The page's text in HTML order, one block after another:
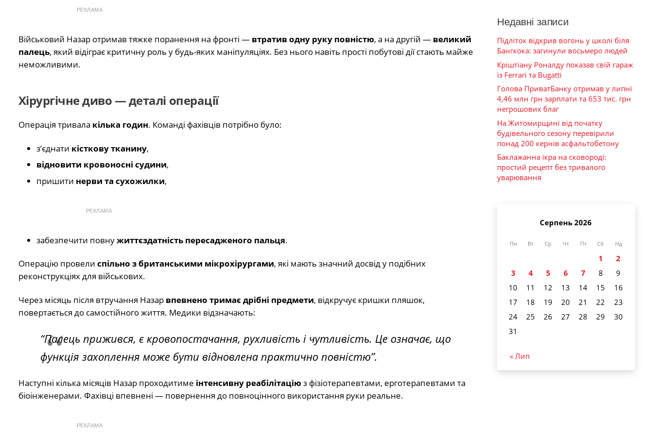
РЕКЛАМА
Військовий Назар отримав тяжке поранення на фронті — втратив одну руку повністю, а на другій — великий
палець, який відіграє критичну роль у будь-яких маніпуляціях. Без нього навіть прості побутові дії стають майже
неможливими.
Хірургічне диво — деталі операції
Операція тривала кілька годин. Команді фахівців потрібно було:
з’єднати кісткову тканину,
відновити кровоносні судини,
пришити нерви та сухожилки,
РЕКЛАМА
забезпечити повнужиттєздатність пересадженого пальця.
Операцію провели спільно з британськими мікрохірургами, які мають значний досвід у подібних
реконструкціях для військових.
Через місяць після втручання Назар впевнено тримає дрібні предмети, відкручує кришки пляшок,
повертається до самостійного життя. Медики відзначають:
“Палець прижився, є кровопостачання, рухливість і чутливість. Це означає, що
функція захоплення може бути відновлена практично повністю”.
Наступні кілька місяців Назар проходитиме інтенсивну реабілітаціюз фізіотерапевтами, ерготерапевтами та
біоінженерами. Фахівці впевнені — повернення до повноцінного використання руки реальне.
РЕКЛАМА
Недавні записи
Підліток відкрив вогонь у школі біля
Бангкока: загинули восьмеро людей
Кріштіану Роналду показав свій гараж
із Ferrari та Bugatti
Голова ПриватБанку отримав у липні
4,46 млн грн зарплати та 653 тис. грн
негрошових благ
На Житомирщині від початку
будівельного сезону перевірили
понад 200 кернів асфальтобетону
Баклажанна ікра на сковороді:
простий рецепт без тривалого
уварювання
Серпень 2026
Пн Вт Ср Чт Пт Сб Нд
1
2
3
4 5 6 7 8
9
10
11 12 13 14 15
16
17
18 19 20 21 22
23
24
25 26 27 28 29
30
31
« Лип